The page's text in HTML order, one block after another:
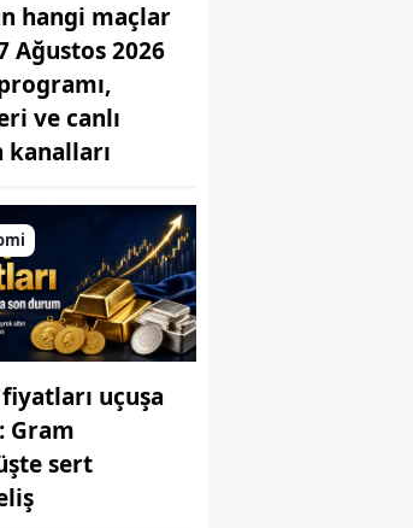
hangi maçlar
Ağustos 2026
ve canlı
kanalları
uçuşa
Gram
sert